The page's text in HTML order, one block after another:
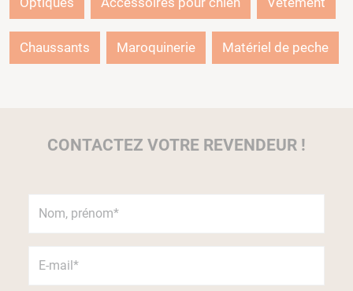
Chaussants Maroquinerie Matériel de peche
CONTACTEZ VOTRE REVENDEUR !